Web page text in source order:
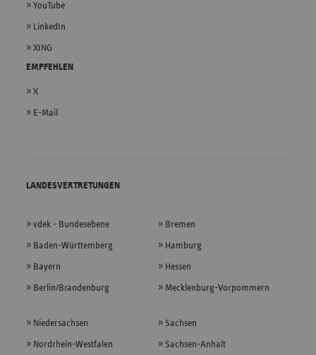
YouTube
LinkedIn
XING
EMPFEHLEN
X
E-Mail
LANDESVERTRETUNGEN
vdek - Bundesebene
Baden-Württemberg
Bayern
Berlin/Brandenburg
Bremen
Hamburg
Hessen
Mecklenburg-Vorpommern
Niedersachsen
Nordrhein-Westfalen
Sachsen
Sachsen-Anhalt